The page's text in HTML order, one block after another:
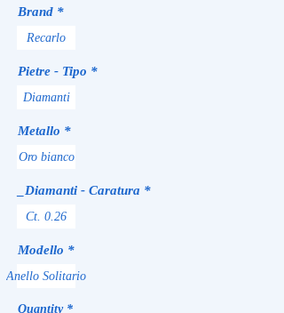
Brand *
Recarlo
Pietre - Tipo *
Diamanti
Metallo *
Oro bianco
_Diamanti - Caratura *
Ct. 0.26
Modello *
Anello Solitario
Quantity *